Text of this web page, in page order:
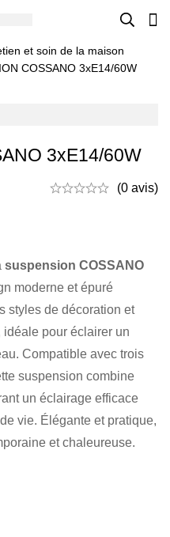
et soin de la maison
COSSANO 3xE14/60W
3xE14/60W
(0 avis)
suspension COSSANO
moderne et épuré
styles de décoration et
pour éclairer un
Compatible avec trois
suspension combine
un éclairage efficace
vie. Élégante et pratique,
et chaleureuse.